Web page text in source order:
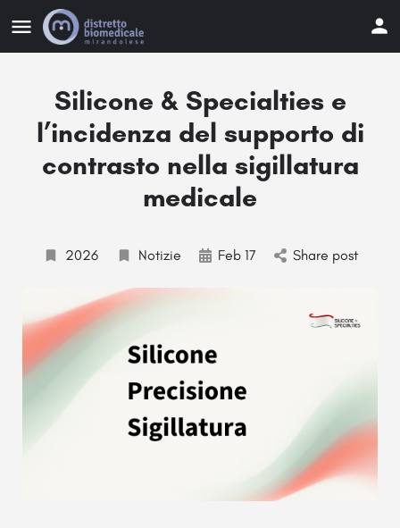
Silicone & Specialties e
l’incidenza del supporto di
contrasto nella sigillatura
medicale
2026 Notizie Feb 17 Share post